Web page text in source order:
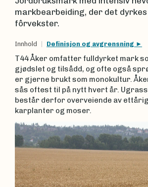
markbearbeiding, der det
fôrvekster.
Innhold Definisjon og avgrensning
T44 Åker omfatter fulldyrket mark
gjødslet og tilsådd, og ofte også
er gjerne brukt som monokultur.
sås oftest til på nytt hvert år.
består derfor overveiende av
karplanter og moser.